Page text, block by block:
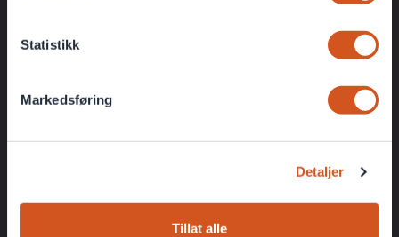
Statistikk
Markedsføring
Detaljer
Tillat alle
Få de beste tilbudene først